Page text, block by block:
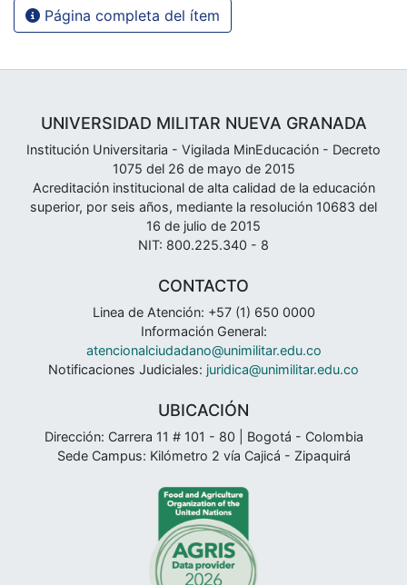
Página completa del ítem
UNIVERSIDAD MILITAR NUEVA GRANADA
Institución Universitaria - Vigilada MinEducación - Decreto
1075 del 26 de mayo de 2015
Acreditación institucional de alta calidad de la educación
superior, por seis años, mediante la resolución 10683 del
16 de julio de 2015
NIT: 800.225.340 - 8
CONTACTO
Linea de Atención: +57 (1) 650 0000
Información General:
atencionalciudadano@unimilitar.edu.co
Notificaciones Judiciales: juridica@unimilitar.edu.co
UBICACIÓN
Dirección: Carrera 11 # 101 - 80 | Bogotá - Colombia
Sede Campus: Kilómetro 2 vía Cajicá - Zipaquirá